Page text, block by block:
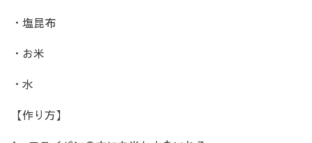
・塩昆布
・お米
・水
【作り方】